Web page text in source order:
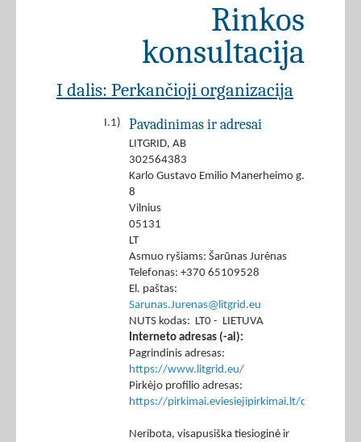
Rinkos
konsultacija
I dalis: Perkančioji organizacija
I.1) Pavadinimas ir adresai
LITGRID, AB
302564383
Karlo Gustavo Emilio Manerheimo g.
8
Vilnius
05131
LT
Asmuo ryšiams: Šarūnas Jurėnas
Telefonas: +370 65109528
El. paštas:
Sarunas.Jurenas@litgrid.eu
NUTS kodas: LT0 - LIETUVA
Interneto adresas (-ai):
Pagrindinis adresas:
https://www.litgrid.eu/
Pirkėjo profilio adresas:
https://pirkimai.eviesiejipirkimai.lt/ctm/
Neribota, visapusiška tiesioginė ir